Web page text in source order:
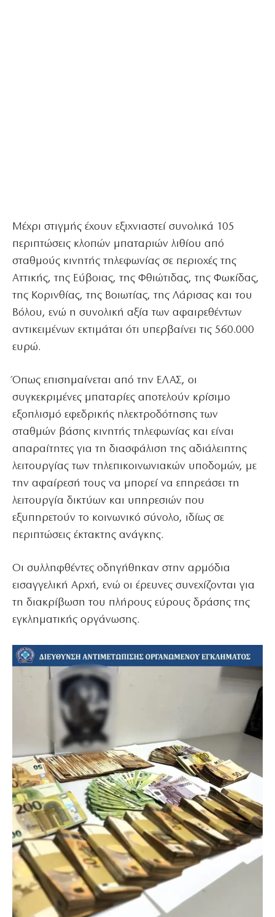
Μέχρι στιγμής έχουν εξιχνιαστεί συνολικά 105
περιπτώσεις κλοπών μπαταριών λιθίου από
σταθμούς κινητής τηλεφωνίας σε περιοχές της
Αττικής, της Εύβοιας, της Φθιώτιδας, της Φωκίδας,
της Κορινθίας, της Βοιωτίας, της Λάρισας και του
Βόλου, ενώ η συνολική αξία των αφαιρεθέντων
αντικειμένων εκτιμάται ότι υπερβαίνει τις 560.000
ευρώ.
Όπως επισημαίνεται από την ΕΛΑΣ, οι
συγκεκριμένες μπαταρίες αποτελούν κρίσιμο
εξοπλισμό εφεδρικής ηλεκτροδότησης των
σταθμών βάσης κινητής τηλεφωνίας και είναι
απαραίτητες για τη διασφάλιση της αδιάλειπτης
λειτουργίας των τηλεπικοινωνιακών υποδομών, με
την αφαίρεσή τους να μπορεί να επηρεάσει τη
λειτουργία δικτύων και υπηρεσιών που
εξυπηρετούν το κοινωνικό σύνολο, ιδίως σε
περιπτώσεις έκτακτης ανάγκης.
Οι συλληφθέντες οδηγήθηκαν στην αρμόδια
εισαγγελική Αρχή, ενώ οι έρευνες συνεχίζονται για
τη διακρίβωση του πλήρους εύρους δράσης της
εγκληματικής οργάνωσης.